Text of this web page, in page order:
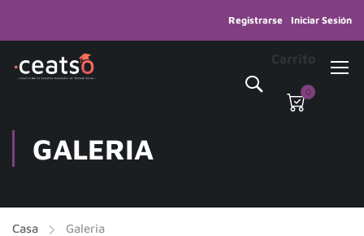
Registrarse Iniciar Sesión
Carrito
0
GALERIA
Casa Galeria